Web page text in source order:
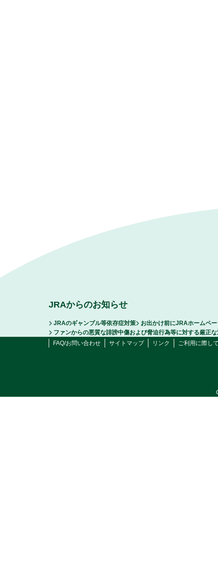
JRAからのお知らせ
JRAのギャンブル等依存症対策
お出かけ前にJRAホームペ
ファンからの悪質な誹謗中傷および脅迫行為等に対する厳正
FAQ/お問い合わせ
サイトマップ リンク ご利用に際し